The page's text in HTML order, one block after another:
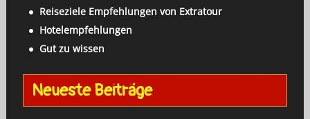
Reiseziele Empfehlungen von Extratour
Hotelempfehlungen
Gut zu wissen
Neueste Beiträge